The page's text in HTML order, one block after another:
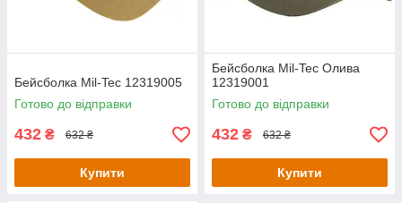
Бейсболка Mil-Tec 12319005
Готово до відправки
432 ₴ 632 ₴
Купити
Бейсболка Mil-Tec Олива
12319001
Готово до відправки
432 ₴ 632 ₴
Купити